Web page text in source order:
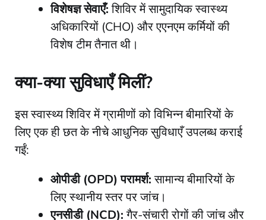
विशेषज्ञ सेवाएँ:शिविर में सामुदायिक स्वास्थ्य
अधिकारियों (CHO) और एएनएम कर्मियों की
विशेष टीम तैनात थी।
​क्या-क्या सुविधाएँ मिलीं?
​इस स्वास्थ्य शिविर में ग्रामीणों को विभिन्न बीमारियों के
लिए एक ही छत के नीचे आधुनिक सुविधाएँ उपलब्ध कराई
गईं:
ओपीडी (OPD) परामर्श:सामान्य बीमारियों के
लिए स्थानीय स्तर पर जांच।
एनसीडी (NCD):गैर-संचारी रोगों की जांच और